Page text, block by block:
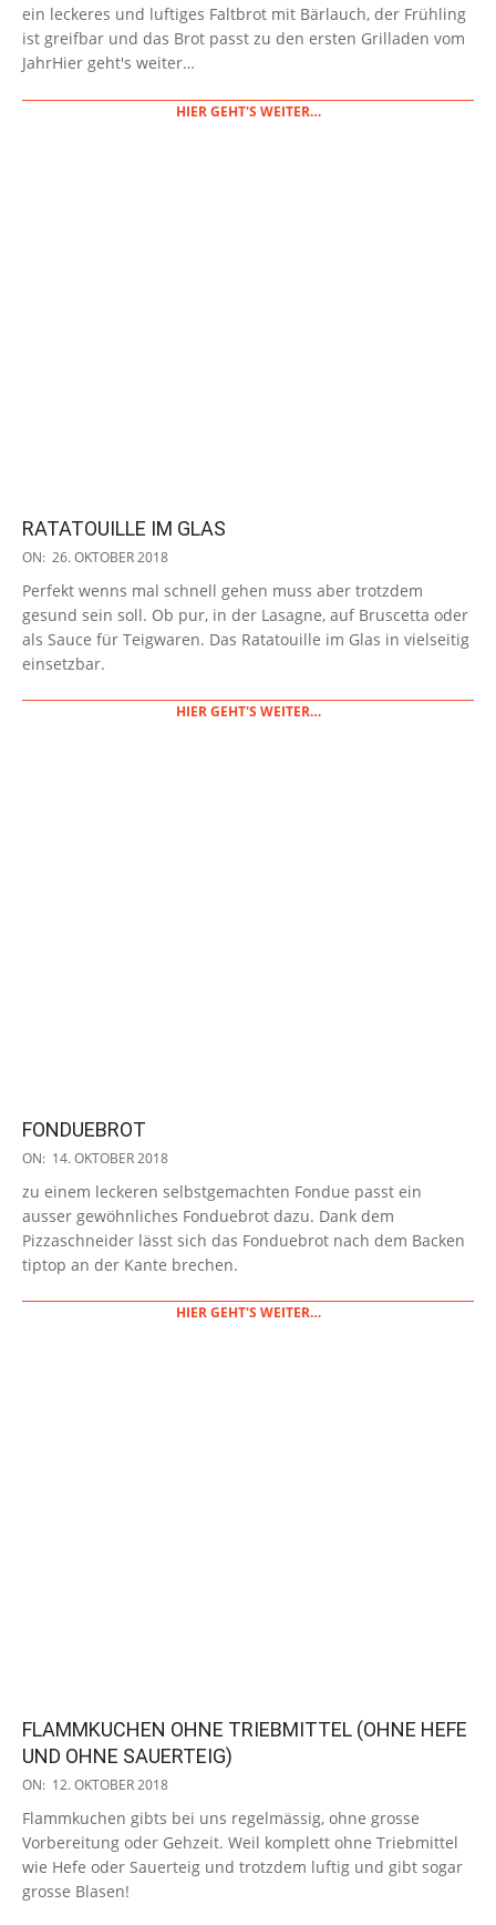
20
ein leckeres und luftiges Faltbrot mit Bärlauch, der Frühling
ist greifbar und das Brot passt zu den ersten Grilladen vom
JahrHier geht's weiter…
HIER GEHT'S WEITER…
RATATOUILLE IM GLAS
2018-
26
ON: 26. OKTOBER 2018
Perfekt wenns mal schnell gehen muss aber trotzdem
gesund sein soll. Ob pur, in der Lasagne, auf Bruscetta oder
als Sauce für Teigwaren. Das Ratatouille im Glas in vielseitig
einsetzbar.
HIER GEHT'S WEITER…
FONDUEBROT
2018-
14
ON: 14. OKTOBER 2018
zu einem leckeren selbstgemachten Fondue passt ein
ausser gewöhnliches Fonduebrot dazu. Dank dem
Pizzaschneider lässt sich das Fonduebrot nach dem Backen
tiptop an der Kante brechen.
HIER GEHT'S WEITER…
FLAMMKUCHEN OHNE TRIEBMITTEL (OHNE HEFE
UND OHNE SAUERTEIG)
2018-
12
ON: 12. OKTOBER 2018
Flammkuchen gibts bei uns regelmässig, ohne grosse
Vorbereitung oder Gehzeit. Weil komplett ohne Triebmittel
wie Hefe oder Sauerteig und trotzdem luftig und gibt sogar
grosse Blasen!